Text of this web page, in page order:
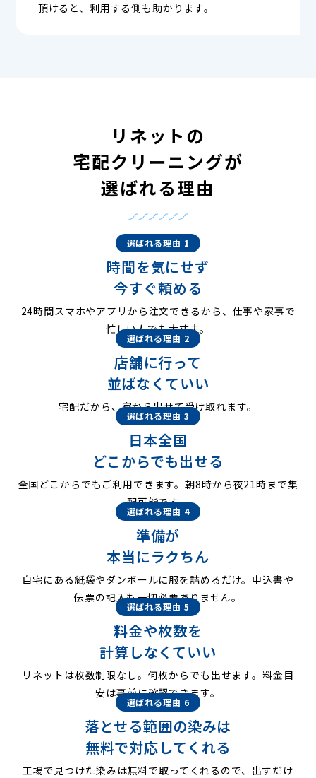
頂けると、利用する側も助かります。
リネットの
宅配クリーニングが
選ばれる理由
選ばれる理由 1
時間を気にせず
今すぐ頼める
24時間スマホやアプリから注文できるから、仕事や家事で
忙しい人でも大丈夫。
選ばれる理由 2
店舗に行って
並ばなくていい
宅配だから、家から出せて受け取れます。
選ばれる理由 3
日本全国
どこからでも出せる
全国どこからでもご利用できます。朝8時から夜21時まで集
配可能です。
選ばれる理由 4
準備が
本当にラクちん
自宅にある紙袋やダンボールに服を詰めるだけ。申込書や
伝票の記入も一切必要ありません。
選ばれる理由 5
料金や枚数を
計算しなくていい
リネットは枚数制限なし。何枚からでも出せます。料金目
安は事前に確認できます。
選ばれる理由 6
落とせる範囲の染みは
無料で対応してくれる
工場で見つけた染みは無料で取ってくれるので、出すだけ